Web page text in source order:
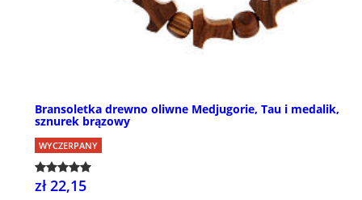
Bransoletka drewno oliwne Medjugorie, Tau i medalik,
sznurek brązowy
WYCZERPANY
zł 22,15